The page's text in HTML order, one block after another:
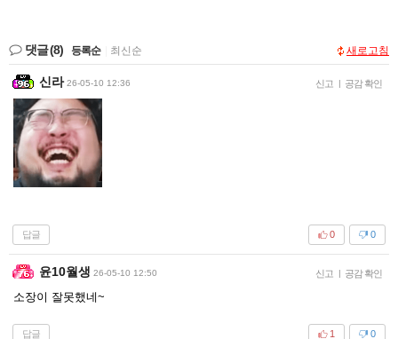
댓글(8) 등록순 최신순 새로고침
신라 26-05-10 12:36 신고 | 공감 확인
답글 0
0
윤10월생 26-05-10 12:50 신고 | 공감 확인
소장이 잘못했네~
답글 0
1